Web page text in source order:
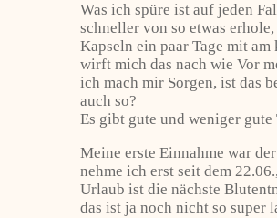
Was ich spüre ist auf jeden
schneller von so etwas
Kapseln ein paar Tage mit am
wirft mich das nach wie Vor
ich mach mir Sorgen, ist das
auch so?
Es gibt gute und weniger gute
Meine erste Einnahme war
nehme ich erst seit dem
Urlaub ist die nächste
das ist ja noch nicht so super